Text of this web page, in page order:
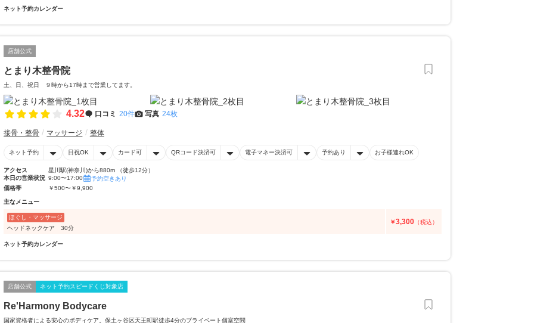
ネット予約カレンダー
店舗公式
とまり木整骨院
土、日、祝日 ９時から17時まで営業してます。
4.32 口コミ 20件 写真 24枚
接骨・整骨 マッサージ 整体
ネット予約 日祝OK カード可 QRコード決済可 電子マネー決済可 予約あり お子様連れOK
アクセス
星川駅(神奈川)から880m （徒歩12分）
本日の営業状況 9:00〜17:00
予約空きあり
価格帯
￥500〜￥9,900
主なメニュー
ほぐし・マッサージ
ヘッドネックケア 30分
￥3,300 （税込）
ネット予約カレンダー
店舗公式 ネット予約スピードくじ対象店
Re'Harmony Bodycare
国家資格者による安心のボディケア。保土ヶ谷区天王町駅徒歩4分のプライベート個室空間